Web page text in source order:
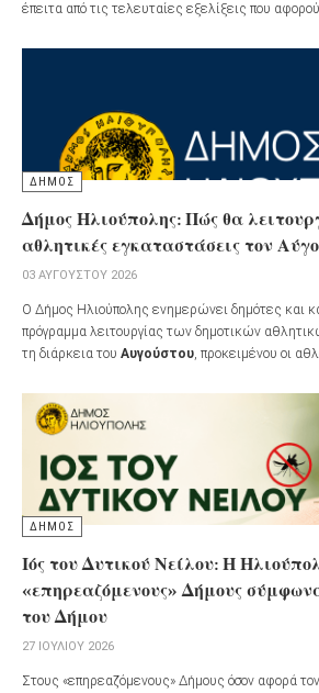
έπειτα από τις τελευταίες εξελίξεις που
ΔΗΜΟΣ
Δήμος Ηλιούπολης: Πώς θα
αθλητικές εγκαταστάσεις τον
03 ΑΥΓΟΎΣΤΟΥ 2026
Ο Δήμος Ηλιούπολης ενημερώνει δημότες και
πρόγραμμα λειτουργίας των δημοτικών
τη διάρκεια του Αυγούστου, προκειμένου οι
ΔΗΜΟΣ
Ιός του Δυτικού Νείλου: Η
«επηρεαζόμενους» Δήμους
του Δήμου
27 ΙΟΥΛΊΟΥ 2026
Στους «επηρεαζόμενους» Δήμους όσον αφορά